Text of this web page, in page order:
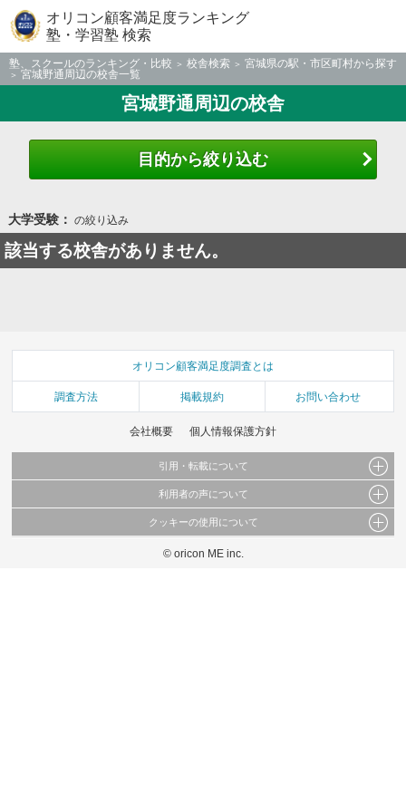
オリコン顧客満足度ランキング
塾・学習塾 検索
塾、スクールのランキング・比較 校舎検索
宮城県の駅・市区町村から探す
宮城野通周辺の校舎一覧
宮城野通周辺の校舎
目的から絞り込む
大学受験： の絞り込み
該当する校舎がありません。
オリコン顧客満足度調査とは
調査方法 掲載規約 お問い合わせ
会社概要 個人情報保護方針
引用・転載について
当サイトで公開されている情報（文字、写真、イラスト、画像データ等）及びこれらの配
これらの情報を権利者の許可なく無断転載・複製などの二次利用を行うことは固く禁じて
利用者の声について
当サイトに掲載している内容はすべてサービスの利用者が提出された見解・感想です。
弊社の見解・ 意見ではないことをご理解いただいた上でご覧ください。
クッキーの使用について
このサイトでは Cookie を使用して、ユーザーに合わせたコンテンツや広告の表示、ソー
© oricon ME inc.